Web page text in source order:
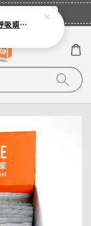
立即登入
【COMPRESSPORT】窄版止汗呼吸頭帶2.0_【零碼】